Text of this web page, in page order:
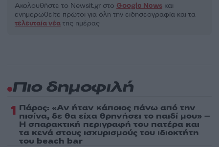
Ακολουθήστε το Νewsit.gr στο Google News και
ενημερωθείτε πρώτοι για όλη την ειδησεογραφία και τα
τελευταία νέα της ημέρας
Πιο δημοφιλή
1 Πάρος: «Αν ήταν κάποιος πάνω από την
πισίνα, δε θα είχα θρηνήσει το παιδί μου» –
Η σπαρακτική περιγραφή του πατέρα και
τα κενά στους ισχυρισμούς του ιδιοκτήτη
του beach bar